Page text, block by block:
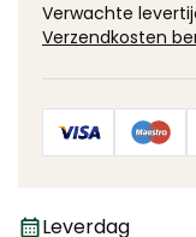
Verwachte
Verzendkosten
Leverdag